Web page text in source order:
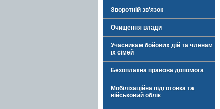
Зворотній зв'язок
Очищення влади
Учасникам бойових дій та членам
їх сімей
Безоплатна правова допомога
Мобілізаційна підготовка та
військовий облік